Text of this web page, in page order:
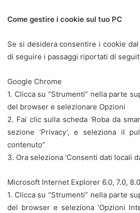
Come gestire i cookie sul tuo PC
Se si desidera consentire i cookie
di seguire i passaggi riportati di
Google Chrome
1. Clicca su “Strumenti” nella parte
del browser e selezionare Opzioni
2. Fai clic sulla scheda ‘Roba da
sezione ‘Privacy’, e seleziona il
contenuto”
3. Ora seleziona ‘Consenti dati locali
Microsoft Internet Explorer 6.0, 7.0,
1. Clicca su “Strumenti” nella parte
del browser e seleziona ‘Opzioni